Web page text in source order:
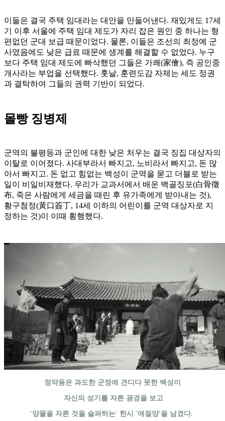
이들은 결국 주택 임대라는 대안을 만들어낸다. 재밌게도 17세
기 이후 서울에 주택 임대 제도가 자리 잡은 원인 중 하나는 형
편없던 군대 보급 때문이었다. 물론, 이들은 조선의 최정예 군
사였음에도 낮은 급료 때문에 생계를 해결할 수 없었다. 누구
보다 주택 임대 제도에 빠삭했던 그들은 가쾌(家儈), 즉 공인중
개사라는 부업을 선택했다. 훗날, 훈련도감 자체는 세도 정권
과 결탁하여 그들의 권력 기반이 되었다.
몰빵 징병제
군역의 불평등과 군인에 대한 낮은 처우는 결국 징집 대상자의
이탈로 이어졌다. 사대부라서 빠지고, 노비라서 빠지고, 돈 많
아서 빠지고. 돈 없고 힘없는 백성이 군역을 묻고 더블로 받는
일이 비일비재했다. 우리가 교과서에서 배운 백골징포(白骨徵
布, 죽은 사람에게 세금을 때린 후 유가족에게 받아내는 것),
황구첨정(黃口簽丁, 14세 이하의 어린이를 군역 대상자로 지
정하는 것)이 이때 횡행했다.
정약용은 과도한 군정에 견디다 못한 백성이
자신의 성기를 자른 광경을 보고
'양물을 자른 것을 슬퍼하는' 한시 '애절양'을 남겼다.